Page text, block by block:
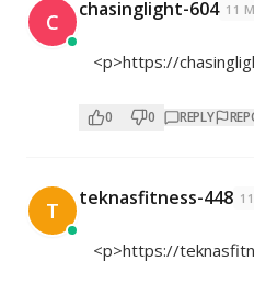
C chasinglight-604 11
<p>https://
0 0 REPLY
T teknasfitness-448
<p>https://